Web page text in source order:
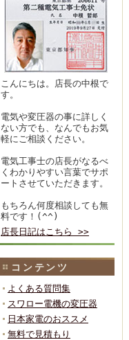
こんにちは。店長の中根で
す。
電気や変圧器の事に詳しく
ない方でも、なんでもお気
軽にご相談ください。
電気工事士の店長がなるべ
くわかりやすい言葉でサポ
ートさせていただきます。
もちろん何度相談しても無
料です！(^^)
店長日記はこちら >>
コンテンツ
よくある質問集
スワロー電機の変圧器
日本家電のおススメ
無料で見積もり